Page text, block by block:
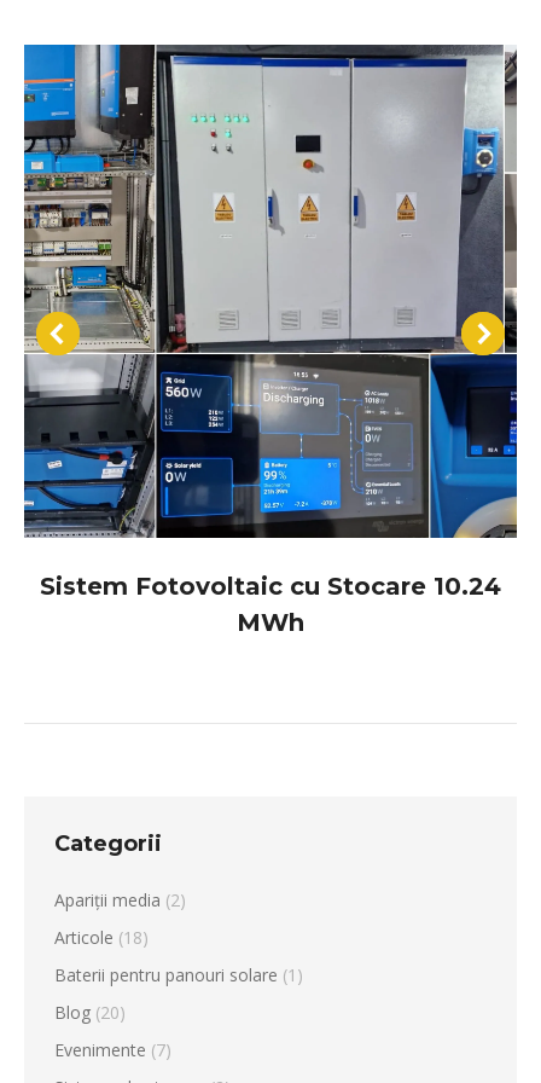
Sistem Fotovoltaic cu Stocare 10.24
MWh
Categorii
Apariții media (2)
Articole (18)
Baterii pentru panouri solare (1)
Blog (20)
Evenimente (7)